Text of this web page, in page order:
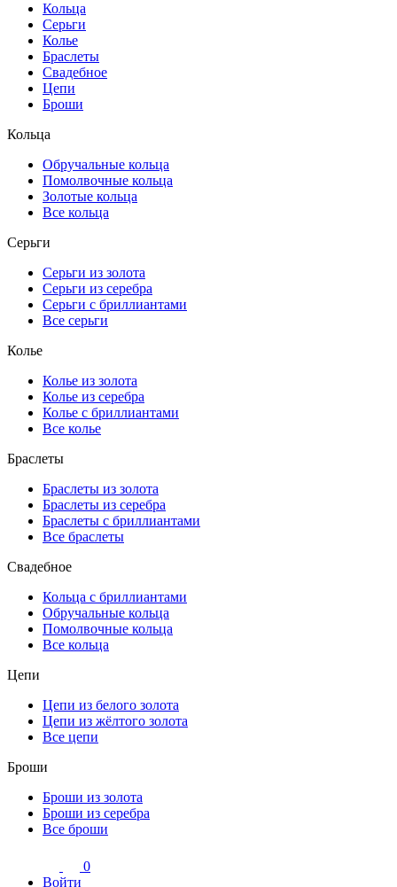
Кольца
Серьги
Колье
Браслеты
Свадебное
Цепи
Броши
Кольца
Обручальные кольца
Помолвочные кольца
Золотые кольца
Все кольца
Серьги
Серьги из золота
Серьги из серебра
Серьги с бриллиантами
Все серьги
Колье
Колье из золота
Колье из серебра
Колье с бриллиантами
Все колье
Браслеты
Браслеты из золота
Браслеты из серебра
Браслеты с бриллиантами
Все браслеты
Свадебное
Кольца с бриллиантами
Обручальные кольца
Помолвочные кольца
Все кольца
Цепи
Цепи из белого золота
Цепи из жёлтого золота
Все цепи
Броши
Броши из золота
Броши из серебра
Все броши
0
Войти